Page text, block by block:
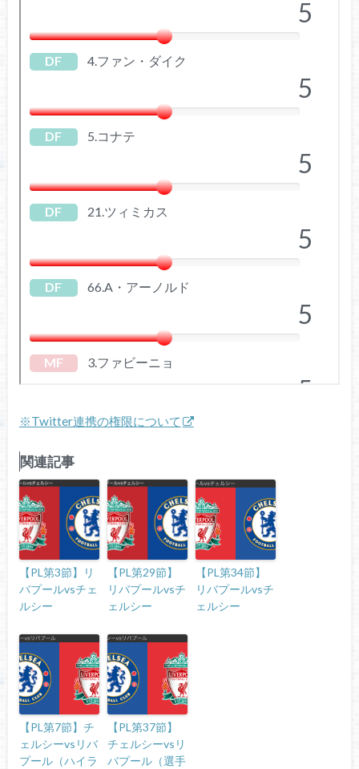
※Twitter連携の権限について
関連記事
【PL第3節】リ
バプールvsチェ
ルシー
【PL第29節】
リバプールvsチ
ェルシー
【PL第34節】
リバプールvsチ
ェルシー
【PL第7節】チ
ェルシーvsリバ
プール（ハイラ
【PL第37節】
チェルシーvsリ
バプール（選手